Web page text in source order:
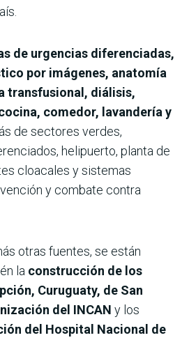
de urgencias diferenciadas,
por imágenes, anatomía
transfusional, diálisis,
comedor, lavandería y
de sectores verdes,
helipuerto, planta de
cloacales y sistemas
y combate contra
otras fuentes, se están
la construcción de los
Curuguaty, de San
del INCAN y los
del Hospital Nacional de